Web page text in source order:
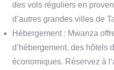
des vols réguliers en
d’autres grandes villes de
Hébergement : Mwanza
d’hébergement, des hôtels
économiques. Réservez à